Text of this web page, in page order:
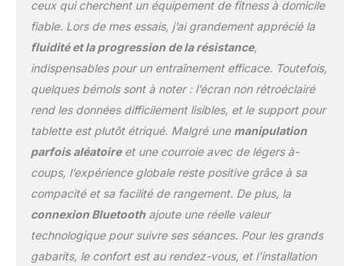
un contrôle de fitness ultime : avec le
moniteur compatible Bluetooth, vous gardez
en forme. Suivez en toute transparence les
statistiques d'entraînement importantes
telles que le temps, la vitesse, la distance, les
calories brûlées, le nombre de battements, le
Grâce à la compatibilité avec l'application
Kinomap, profitez d'entraînements interactifs
et d'itinéraires mondiaux qui rendent votre
entraînement encore plus excitant. Parfait
pour atteindre vos objectifs de fitness
Profitez d'une stabilité supérieure : design à
double rail pour un plaisir de rameur en
douceur ! Profitez d'une stabilité et d'une
ceux qui cherchent un équipement de fitness à domicile
fiable. Lors de mes essais, j’ai grandement apprécié la
fluidité et la progression de la résistance,
indispensables pour un entraînement efficace. Toutefois,
quelques bémols sont à noter : l’écran non rétroéclairé
rend les données difficilement lisibles, et le support pour
tablette est plutôt étriqué. Malgré une manipulation
parfois aléatoireet une courroie avec de légers à-
coups, l’expérience globale reste positive grâce à sa
compacité et sa facilité de rangement. De plus, la
connexion Bluetoothajoute une réelle valeur
technologique pour suivre ses séances. Pour les grands
gabarits, le confort est au rendez-vous, et l’installation